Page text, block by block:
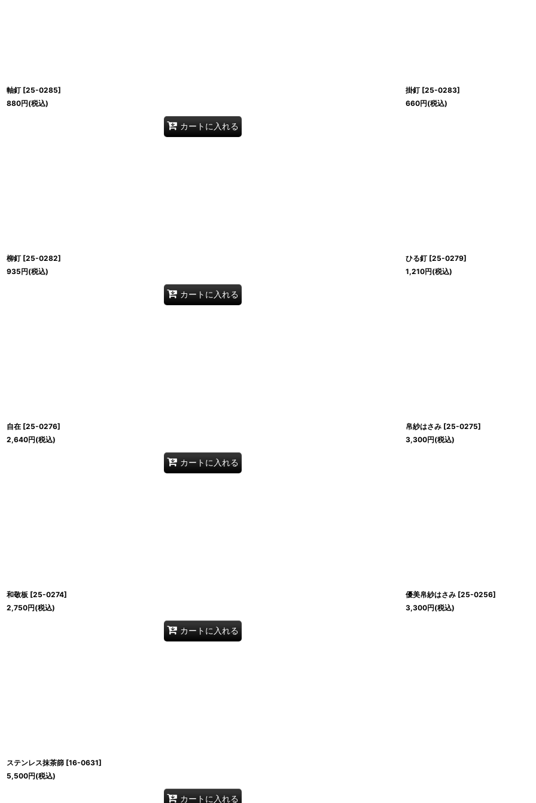
軸釘 [25-0285]
880円(税込)
カートに入れる
掛釘 [25-0283]
660円(税込)
柳釘 [25-0282]
935円(税込)
カートに入れる
ひる釘 [25-0279]
1,210円(税込)
自在 [25-0276]
2,640円(税込)
カートに入れる
帛紗はさみ [25-0275]
3,300円(税込)
和敬板 [25-0274]
2,750円(税込)
カートに入れる
優美帛紗はさみ [25-0256]
3,300円(税込)
ステンレス抹茶篩 [16-0631]
5,500円(税込)
カートに入れる